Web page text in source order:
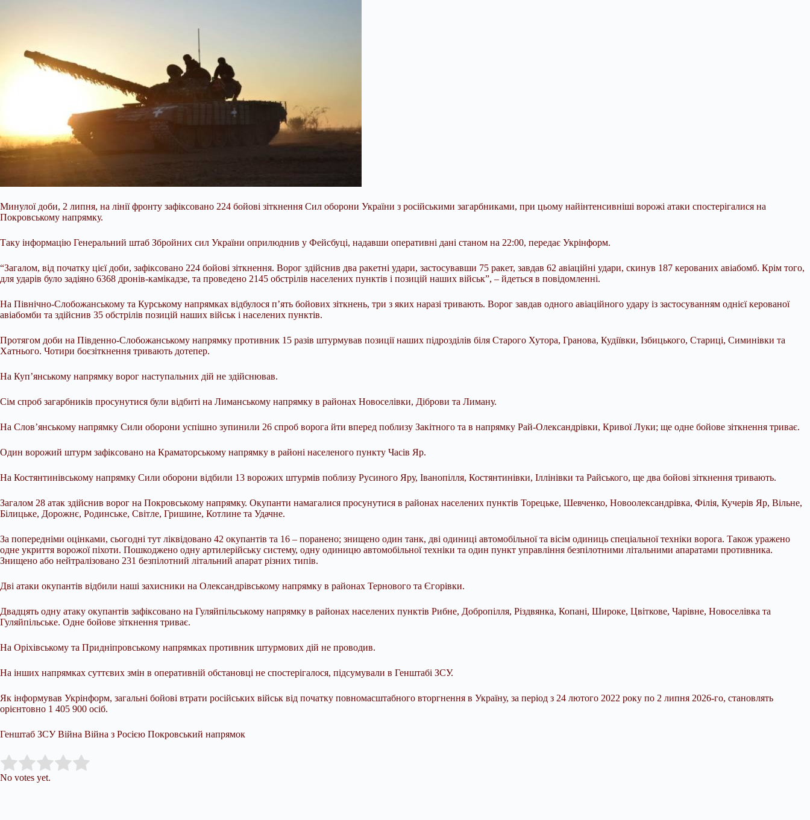
Минулої доби, 2 липня, на лінії фронту зафіксовано 224 бойові зіткнення Сил оборони України з російськими загарбниками, при цьому найінтенсивніші ворожі атаки спостерігалися на
Покровському напрямку.
Таку інформацію Генеральний штаб Збройних сил України оприлюднив у Фейсбуці, надавши оперативні дані станом на 22:00, передає Укрінформ.
“Загалом, від початку цієї доби, зафіксовано 224 бойові зіткнення. Ворог здійснив два ракетні удари, застосувавши 75 ракет, завдав 62 авіаційні удари, скинув 187 керованих авіабомб. Крім того,
для ударів було задіяно 6368 дронів-камікадзе, та проведено 2145 обстрілів населених пунктів і позицій наших військ”, – йдеться в повідомленні.
На Північно-Слобожанському та Курському напрямках відбулося п’ять бойових зіткнень, три з яких наразі тривають. Ворог завдав одного авіаційного удару із застосуванням однієї керованої
авіабомби та здійснив 35 обстрілів позицій наших військ і населених пунктів.
Протягом доби на Південно-Слобожанському напрямку противник 15 разів штурмував позиції наших підрозділів біля Старого Хутора, Гранова, Кудіївки, Ізбицького, Стариці, Симинівки та
Хатнього. Чотири боєзіткнення тривають дотепер.
На Куп’янському напрямку ворог наступальних дій не здійснював.
Сім спроб загарбників просунутися були відбиті на Лиманському напрямку в районах Новоселівки, Діброви та Лиману.
На Слов’янському напрямку Сили оборони успішно зупинили 26 спроб ворога йти вперед поблизу Закітного та в напрямку Рай-Олександрівки, Кривої Луки; ще одне бойове зіткнення триває.
Один ворожий штурм зафіксовано на Краматорському напрямку в районі населеного пункту Часів Яр.
На Костянтинівському напрямку Сили оборони відбили 13 ворожих штурмів поблизу Русиного Яру, Іванопілля, Костянтинівки, Іллінівки та Райського, ще два бойові зіткнення тривають.
Загалом 28 атак здійснив ворог на Покровському напрямку. Окупанти намагалися просунутися в районах населених пунктів Торецьке, Шевченко, Новоолександрівка, Філія, Кучерів Яр, Вільне,
Білицьке, Дорожнє, Родинське, Світле, Гришине, Котлине та Удачне.
За попередніми оцінками, сьогодні тут ліквідовано 42 окупантів та 16 – поранено; знищено один танк, дві одиниці автомобільної та вісім одиниць спеціальної техніки ворога. Також уражено
одне укриття ворожої піхоти. Пошкоджено одну артилерійську систему, одну одиницю автомобільної техніки та один пункт управління безпілотними літальними апаратами противника.
Знищено або нейтралізовано 231 безпілотний літальний апарат різних типів.
Дві атаки окупантів відбили наші захисники на Олександрівському напрямку в районах Тернового та Єгорівки.
Двадцять одну атаку окупантів зафіксовано на Гуляйпільському напрямку в районах населених пунктів Рибне, Добропілля, Різдвянка, Копані, Широке, Цвіткове, Чарівне, Новоселівка та
Гуляйпільське. Одне бойове зіткнення триває.
На Оріхівському та Придніпровському напрямках противник штурмових дій не проводив.
На інших напрямках суттєвих змін в оперативній обстановці не спостерігалося, підсумували в Генштабі ЗСУ.
Як інформував Укрінформ, загальні бойові втрати російських військ від початку повномасштабного вторгнення в Україну, за період з 24 лютого 2022 року по 2 липня 2026-го, становлять
орієнтовно 1 405 900 осіб.
Генштаб ЗСУ Війна Війна з Росією Покровський напрямок
Rate this item:
No votes yet.